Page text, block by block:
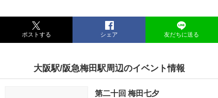
ポストする シェア 友だちに送る
大阪駅/阪急梅田駅周辺のイベント情報
第二十回 梅田七夕